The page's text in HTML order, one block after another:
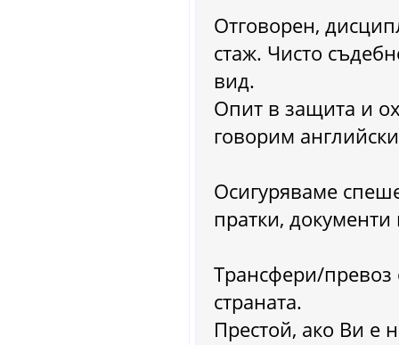
Отговорен,
стаж. Чисто
вид.
Опит в защита и
говорим
Осигуряваме
пратки,
Трансфери/превоз
страната.
Престой, ако Ви е